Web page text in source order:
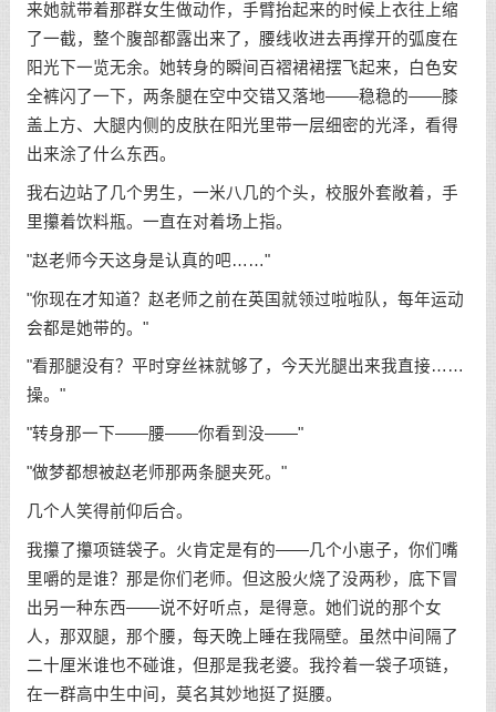
来她就带着那群女生做动作，手臂抬起来的时候上衣往上缩
了一截，整个腹部都露出来了，腰线收进去再撑开的弧度在
阳光下一览无余。她转身的瞬间百褶裙裙摆飞起来，白色安
全裤闪了一下，两条腿在空中交错又落地——稳稳的——膝
盖上方、大腿内侧的皮肤在阳光里带一层细密的光泽，看得
出来涂了什么东西。
我右边站了几个男生，一米八几的个头，校服外套敞着，手
里攥着饮料瓶。一直在对着场上指。
"赵老师今天这身是认真的吧……"
"你现在才知道？赵老师之前在英国就领过啦啦队，每年运动
会都是她带的。"
"看那腿没有？平时穿丝袜就够了，今天光腿出来我直接……
操。"
"转身那一下——腰——你看到没——"
"做梦都想被赵老师那两条腿夹死。"
几个人笑得前仰后合。
我攥了攥项链袋子。火肯定是有的——几个小崽子，你们嘴
里嚼的是谁？那是你们老师。但这股火烧了没两秒，底下冒
出另一种东西——说不好听点，是得意。她们说的那个女
人，那双腿，那个腰，每天晚上睡在我隔壁。虽然中间隔了
二十厘米谁也不碰谁，但那是我老婆。我拎着一袋子项链，
在一群高中生中间，莫名其妙地挺了挺腰。